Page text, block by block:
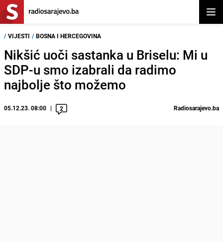
/ VIJESTI / BOSNA I HERCEGOVINA
Nikšić uoči sastanka u Briselu: Mi u
SDP-u smo izabrali da radimo
najbolje što možemo
05.12.23. 08:00 2 Radiosarajevo.ba